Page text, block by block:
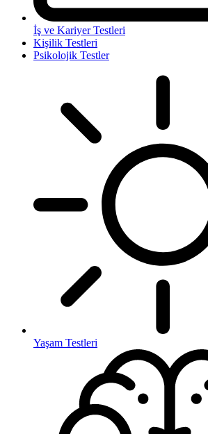
İş ve Kariyer Testleri
Kişilik Testleri
Psikolojik Testler
Yaşam Testleri